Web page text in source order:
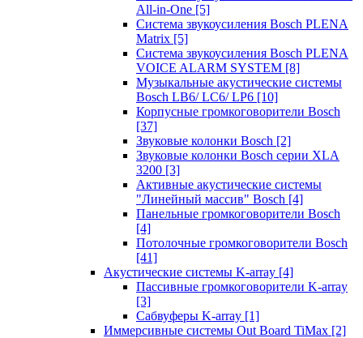
All-in-One [5]
Система звукоусиления Bosch PLENA
Matrix [5]
Система звукоусиления Bosch PLENA
VOICE ALARM SYSTEM [8]
Музыкальные акустические системы
Bosch LB6/ LC6/ LP6 [10]
Корпусные громкоговорители Bosch
[37]
Звуковые колонки Bosch [2]
Звуковые колонки Bosch серии XLA
3200 [3]
Активные акустические системы
"Линейный массив" Bosch [4]
Панельные громкоговорители Bosch
[4]
Потолочные громкоговорители Bosch
[41]
Акустические системы K-array [4]
Пассивные громкоговорители K-array
[3]
Сабвуферы K-array [1]
Иммерсивные системы Out Board TiMax [2]